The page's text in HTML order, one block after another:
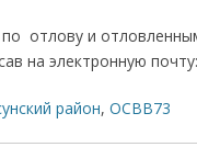
отлову и
на электронную
район, ОСВВ73